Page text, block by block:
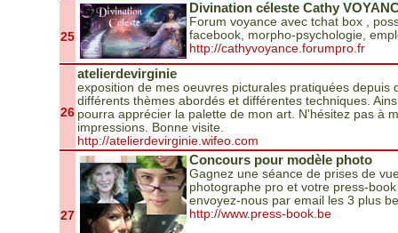
25
Divination céleste Cathy
Forum voyance avec tchat box ,
facebook, morpho-psychologie,
http://cathyvoyance.forumpro.fr
26
atelierdevirginie
exposition de mes oeuvres picturales pratiquées depuis
différents thèmes abordés et différentes techniques.
pourra apprécier la palette de mon art. N'hésitez pas à
impressions. Bonne visite.
http://atelierdevirginie.wifeo.com
27
Concours pour modèle photo
Gagnez une séance de prises de
photographe pro et votre press-
envoyez-nous par email les 3 plus
http://www.press-book.be